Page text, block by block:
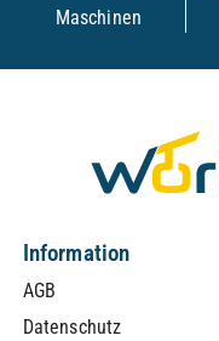
Maschinen
Information
AGB
Datenschutz